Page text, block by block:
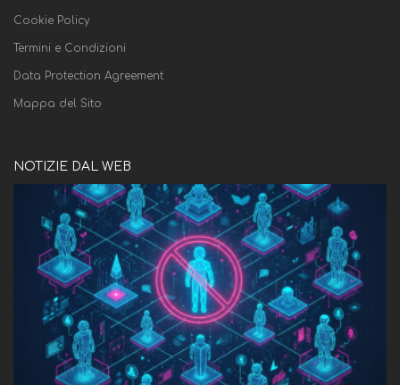
Cookie Policy
Termini e Condizioni
Data Protection Agreement
Mappa del Sito
NOTIZIE DAL WEB